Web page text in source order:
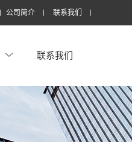
公司简介 联系我们
联系我们